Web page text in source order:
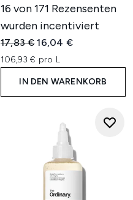
16 von 171 Rezensenten
wurden incentiviert
Unverbindliche
17,83 €Aktueller Preis:
16,04 €
106,93 € pro L
IN DEN WARENKORB